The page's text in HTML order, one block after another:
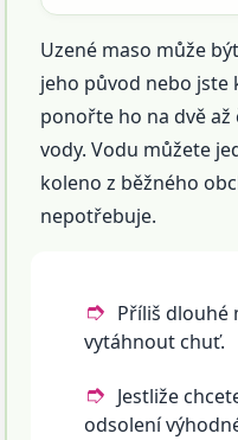
Uzené maso může
jeho původ nebo jste
ponořte ho na dvě
vody. Vodu můžete
koleno z běžného
nepotřebuje.
Příliš dlouhé
vytáhnout chuť.
Jestliže
odsolení